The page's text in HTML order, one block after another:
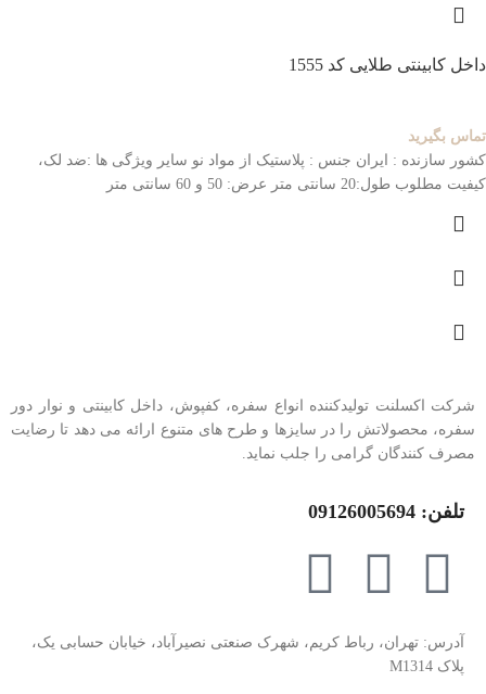
داخل کابینتی طلایی کد 1555
تماس بگیرید
کشور سازنده : ایران جنس : پلاستیک از مواد نو سایر ویژگی ها :ضد لک،
کیفیت مطلوب طول:20 سانتی متر عرض: 50 و 60 سانتی متر
شرکت اکسلنت تولیدکننده انواع سفره، کفپوش، داخل کابینتی و نوار دور
سفره، محصولاتش را در سایزها و طرح های متنوع ارائه می دهد تا رضایت
مصرف کنندگان گرامی را جلب نماید.
تلفن: 09126005694
آدرس: تهران، رباط کریم، شهرک صنعتی نصیرآباد، خیابان حسابی یک،
پلاک M1314